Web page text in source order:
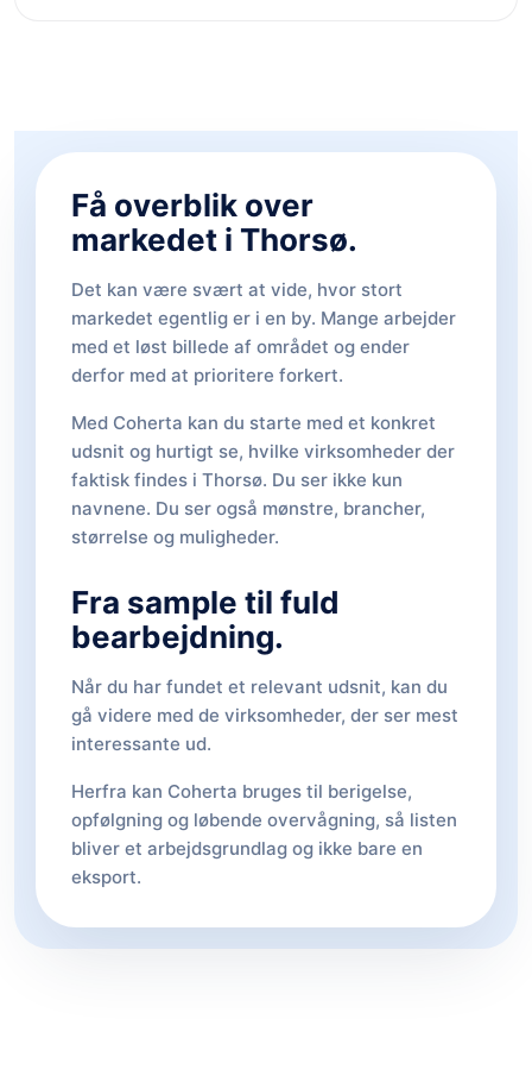
Få overblik over
markedet i Thorsø.
Det kan være svært at vide, hvor stort
markedet egentlig er i en by. Mange arbejder
med et løst billede af området og ender
derfor med at prioritere forkert.
Med Coherta kan du starte med et konkret
udsnit og hurtigt se, hvilke virksomheder der
faktisk findes i Thorsø. Du ser ikke kun
navnene. Du ser også mønstre, brancher,
størrelse og muligheder.
Fra sample til fuld
bearbejdning.
Når du har fundet et relevant udsnit, kan du
gå videre med de virksomheder, der ser mest
interessante ud.
Herfra kan Coherta bruges til berigelse,
opfølgning og løbende overvågning, så listen
bliver et arbejdsgrundlag og ikke bare en
eksport.